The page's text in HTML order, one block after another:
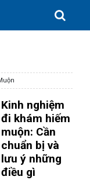
Kinh nghiệm
đi khám hiếm
muộn: Cần
chuẩn bị và
lưu ý những
điều gì